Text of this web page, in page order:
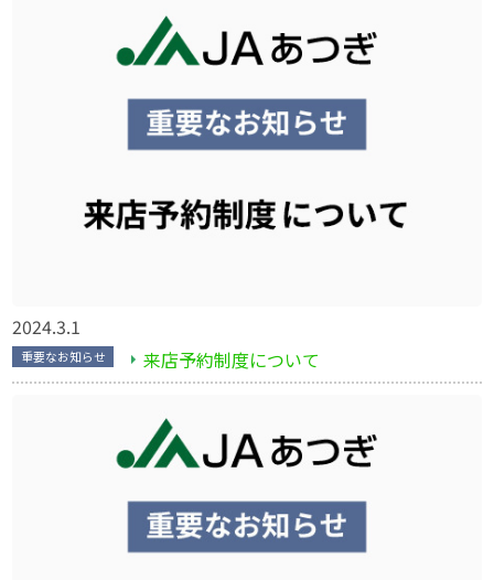
2024.3.1
重要なお知らせ 来店予約制度について